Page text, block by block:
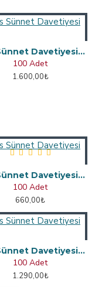
Aras Sünnet Davetiyesi 4963
100 Adet
1.600,00₺
Aras Sünnet Davetiyesi 4859
100 Adet
660,00₺
Aras Sünnet Davetiyesi 4884
100 Adet
1.290,00₺